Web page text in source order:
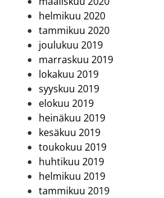
helmikuu 2020
tammikuu 2020
joulukuu 2019
marraskuu 2019
lokakuu 2019
syyskuu 2019
elokuu 2019
heinäkuu 2019
kesäkuu 2019
toukokuu 2019
huhtikuu 2019
helmikuu 2019
tammikuu 2019